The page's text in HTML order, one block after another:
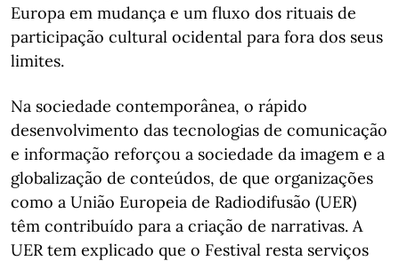
Europa em mudança e um fluxo dos rituais de
participação cultural ocidental para fora dos seus
limites.
Na sociedade contemporânea, o rápido
desenvolvimento das tecnologias de comunicação
e informação reforçou a sociedade da imagem e a
globalização de conteúdos, de que organizações
como a União Europeia de Radiodifusão (UER)
têm contribuído para a criação de narrativas. A
UER tem explicado que o Festival resta serviços